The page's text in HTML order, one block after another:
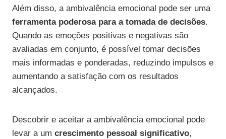
Além disso, a ambivalência emocional pode ser uma
ferramenta poderosa para a tomada de decisões.
Quando as emoções positivas e negativas são
avaliadas em conjunto, é possível tomar decisões
mais informadas e ponderadas, reduzindo impulsos e
aumentando a satisfação com os resultados
alcançados.
Descobrir e aceitar a ambivalência emocional pode
levar a um crescimento pessoal significativo,